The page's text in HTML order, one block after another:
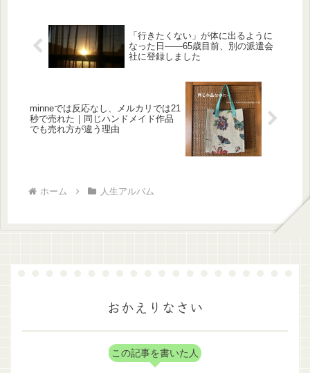
「行きたくない」が体に出るように
なった日――65歳目前、別の派遣会
社に登録しました
minneでは反応なし、メルカリでは21
秒で売れた｜同じハンドメイド作品
でも売れ方が違う理由
ホーム 人生アルバム
おかえりなさい
この記事を書いた人